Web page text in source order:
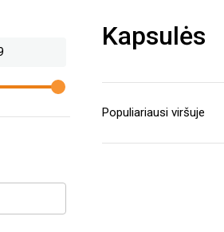
Kapsulės